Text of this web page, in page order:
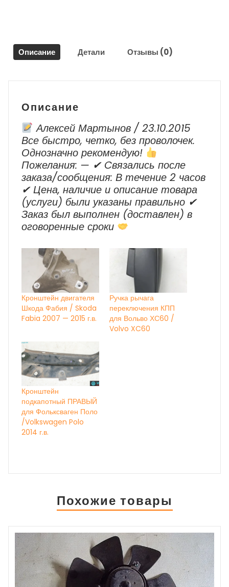
Magentis
Описание Детали Отзывы (0)
Описание
Алексей Мартынов / 23.10.2015
Все быстро, четко, без проволочек.
Однозначно рекомендую!
Пожелания: — ✔ Cвязались после
заказа/сообщения: В течение 2 часов
✔ Цена, наличие и описание товара
(услуги) были указаны правильно ✔
Заказ был выполнен (доставлен) в
оговоренные сроки
Кронштейн двигателя
Шкода Фабия / Skoda
Fabia 2007 — 2015 г.в.
Ручка рычага
переключения КПП
для Вольво ХС60 /
Volvo XC60
Кронштейн
подкапотный ПРАВЫЙ
для Фольксваген Поло
/Volkswagen Polo
2014 г.в.
Похожие товары